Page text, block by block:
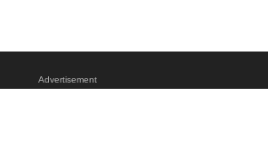
Advertisement